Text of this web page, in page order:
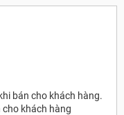
bán cho khách hàng.
khách hàng